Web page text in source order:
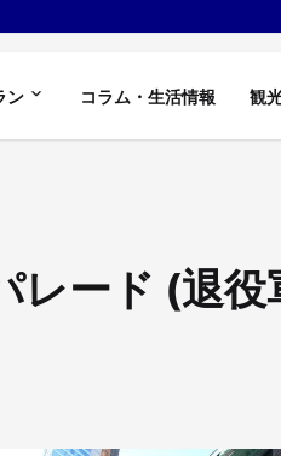
ン コラム・生活情報 観
レード (退